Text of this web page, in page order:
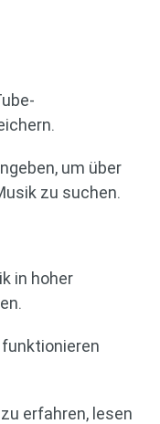
um über
zu suchen.
in hoher
erfahren, lesen